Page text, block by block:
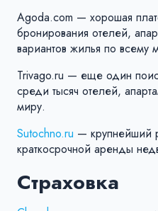
Agoda.com — хорошая
бронирования отелей,
вариантов жилья по всему
Trivago.ru — еще один
среди тысяч отелей,
миру.
Sutochno.ru — крупнейший
краткосрочной аренды
Страховка